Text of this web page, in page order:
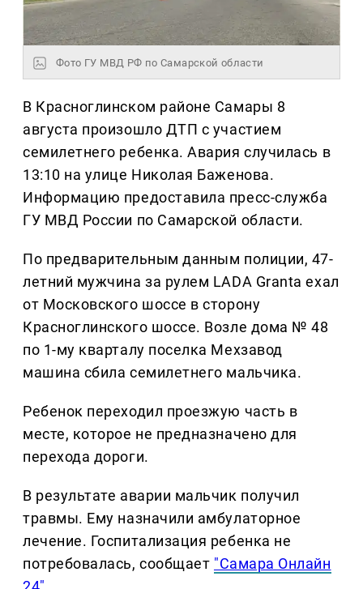
Фото ГУ МВД РФ по Самарской области
В Красноглинском районе Самары 8
августа произошло ДТП с участием
семилетнего ребенка. Авария случилась в
13:10 на улице Николая Баженова.
Информацию предоставила пресс-служба
ГУ МВД России по Самарской области.
По предварительным данным полиции, 47-
летний мужчина за рулем LADA Granta ехал
от Московского шоссе в сторону
Красноглинского шоссе. Возле дома № 48
по 1-му кварталу поселка Мехзавод
машина сбила семилетнего мальчика.
Ребенок переходил проезжую часть в
месте, которое не предназначено для
перехода дороги.
В результате аварии мальчик получил
травмы. Ему назначили амбулаторное
лечение. Госпитализация ребенка не
потребовалась, сообщает "Самара Онлайн